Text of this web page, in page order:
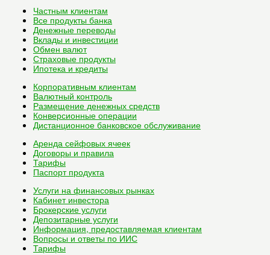
Частным клиентам
Все продукты банка
Денежные переводы
Вклады и инвестиции
Обмен валют
Страховые продукты
Ипотека и кредиты
Корпоративным клиентам
Валютный контроль
Размещение денежных средств
Конверсионные операции
Дистанционное банковское обслуживание
Аренда сейфовых ячеек
Договоры и правила
Тарифы
Паспорт продукта
Услуги на финансовых рынках
Кабинет инвестора
Брокерские услуги
Депозитарные услуги
Информация, предоставляемая клиентам
Вопросы и ответы по ИИС
Тарифы